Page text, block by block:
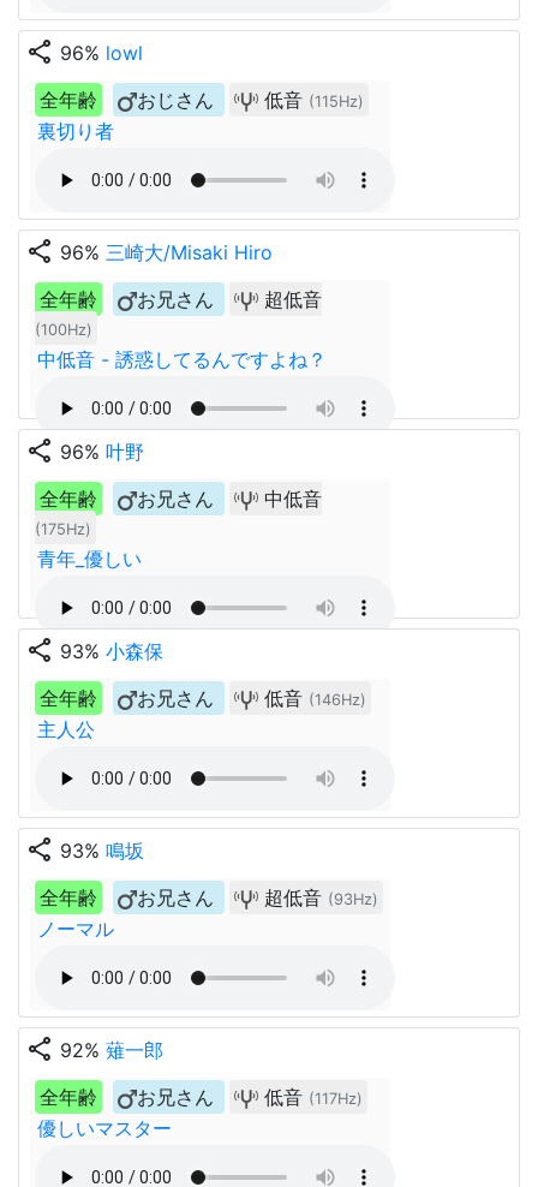
share 96% lowl
全年齢
おじさん 低音 (115Hz)
裏切り者
share 96% 三崎大/Misaki Hiro
全年齢
お兄さん 超低音
(100Hz)
中低音 - 誘惑してるんですよね？
share 96% 叶野
全年齢
お兄さん 中低音
(175Hz)
青年_優しい
share 93% 小森保
全年齢
お兄さん 低音 (146Hz)
主人公
share 93% 鳴坂
全年齢
お兄さん 超低音 (93Hz)
ノーマル
share 92% 薙一郎
全年齢
お兄さん 低音 (117Hz)
優しいマスター